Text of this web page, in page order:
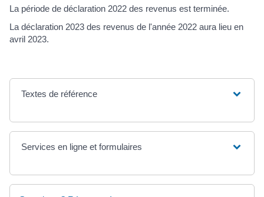
La période de déclaration 2022 des revenus est terminée.
La déclaration 2023 des revenus de l'année 2022 aura lieu en
avril 2023.
Textes de référence
Services en ligne et formulaires